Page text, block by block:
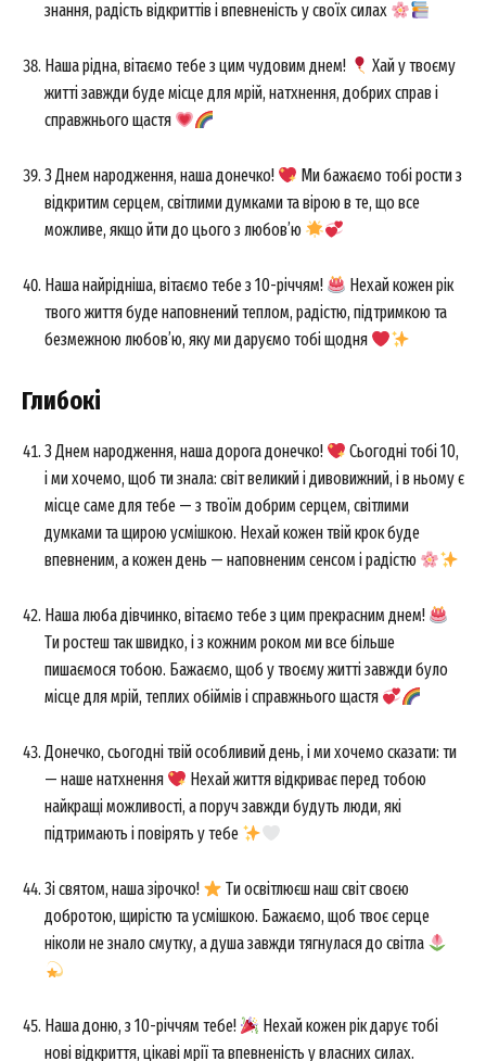
SUBSCRIBE NOW
Company
About
Contact us
знання, радість відкриттів і впевненість у своїх силах
Наша рідна, вітаємо тебе з цим чудовим днем!
Хай у твоєму
житті завжди буде місце для мрій, натхнення, добрих справ і
справжнього щастя
З Днем народження, наша донечко!
Ми бажаємо тобі рости з
відкритим серцем, світлими думками та вірою в те, що все
можливе, якщо йти до цього з любов’ю
Наша найрідніша, вітаємо тебе з 10-річчям!
Нехай кожен рік
твого життя буде наповнений теплом, радістю, підтримкою та
безмежною любов’ю, яку ми даруємо тобі щодня
Глибокі
З Днем народження, наша дорога донечко!
Сьогодні тобі 10,
і ми хочемо, щоб ти знала: світ великий і дивовижний, і в ньому є
місце саме для тебе — з твоїм добрим серцем, світлими
думками та щирою усмішкою. Нехай кожен твій крок буде
впевненим, а кожен день — наповненим сенсом і радістю
Наша люба дівчинко, вітаємо тебе з цим прекрасним днем!
Ти ростеш так швидко, і з кожним роком ми все більше
пишаємося тобою. Бажаємо, щоб у твоєму житті завжди було
місце для мрій, теплих обіймів і справжнього щастя
Донечко, сьогодні твій особливий день, і ми хочемо сказати: ти
— наше натхнення
Нехай життя відкриває перед тобою
найкращі можливості, а поруч завжди будуть люди, які
підтримають і повірять у тебе
Зі святом, наша зірочко!
Ти освітлюєш наш світ своєю
добротою, щирістю та усмішкою. Бажаємо, щоб твоє серце
ніколи не знало смутку, а душа завжди тягнулася до світла
Наша доню, з 10-річчям тебе!
Нехай кожен рік дарує тобі
нові відкриття, цікаві мрії та впевненість у власних силах.